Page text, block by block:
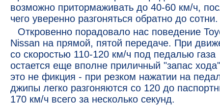
возможно притормаживать до 40-60 км/ч,
чего уверенно разгоняться обратно до сотни.
Откровенно порадовало нас поведение
Nissan на прямой, пятой передаче. При
со скоростью 110-120 км/ч под педалью газа
остается еще вполне приличный "запас
это не фикция - при резком нажатии на
джипы легко разгоняются со 120 до
170 км/ч всего за несколько секунд.